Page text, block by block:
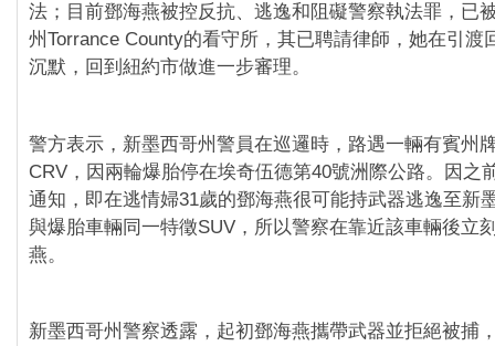
法；目前鄧海燕被控反抗、逃逸和阻礙警察執法罪，已
州Torrance County的看守所，其已聘請律師，她在引渡
沉默，回到紐約市做進一步審理。
警方表示，新墨西哥州警員在巡邏時，路遇一輛有賓州
CRV，因兩輪爆胎停在埃奇伍德第40號洲際公路。因之
通知，即在逃情婦31歲的鄧海燕很可能持武器逃逸至新
與爆胎車輛同一特徵SUV，所以警察在靠近該車輛後立
燕。
新墨西哥州警察透露，起初鄧海燕攜帶武器並拒絕被捕